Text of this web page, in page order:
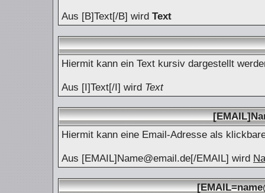
Aus [B]Text[/B] wird Text
Hiermit kann ein Text kursiv dargestellt
Aus [I]Text[/I] wird Text
Hiermit kann eine Email-Adresse als
Aus [EMAIL]Name@email.de[/EMAIL] wird